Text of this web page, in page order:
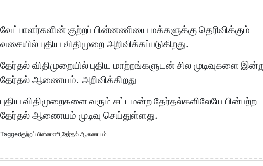
வேட்பாளர்களின் குற்றப் பின்னணியை மக்களுக்கு தெரிவிக்கும்
வகையில் புதிய விதிமுறை அறிவிக்கப்படுகிறது.
தேர்தல் விதிமுறையில் புதிய மாற்றங்களுடன் சில முடிவுகளை
தேர்தல் ஆணையம். அறிவிக்கிறது
புதிய விதிமுறைகளை வரும் சட்டமன்ற தேர்தல்களிலேயே பின்பற்ற
தேர்தல் ஆணையம் முடிவு செய்துள்ளது.
Taggedகுற்றப் பின்னணி,தேர்தல் ஆணையம்